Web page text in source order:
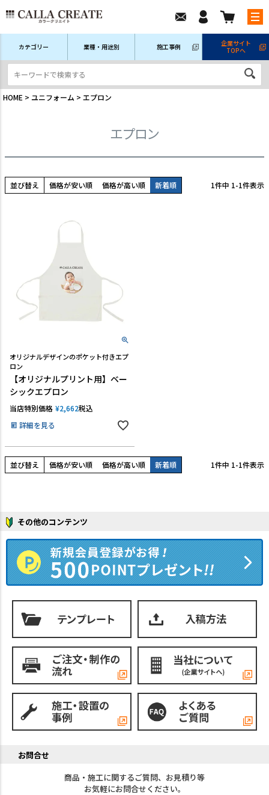
ログイン/マイページ
注文履歴
TEL:06-7493-2639
カテゴリーから選ぶ
業種・用途から選ぶ
用語集
プライバシーポリシー
会社概要
カテゴリー 業種・用途別 施工事例
企業サイト
TOPへ
HOME ユニフォーム エプロン
エプロン
並び替え 価格が安い順 価格が高い順 新着順 1件中 1-1件表示
オリジナルデザインのポケット付きエプ
ロン
【オリジナルプリント用】ベー
シックエプロン
当店特別価格 ¥2,662税込
詳細を見る
並び替え 価格が安い順 価格が高い順 新着順 1件中 1-1件表示
その他のコンテンツ
お問合せ
商品・施工に関するご質問、お見積り等
お気軽にお問合せください。